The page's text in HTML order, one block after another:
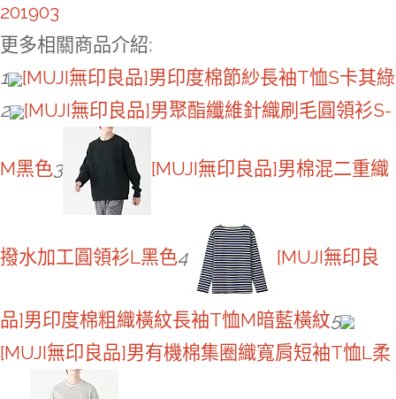
201903
更多相關商品介紹:
1
[MUJI無印良品]男印度棉節紗長袖T恤S卡其綠
2
[MUJI無印良品]男聚酯纖維針織刷毛圓領衫S-
M黑色3 [MUJI無印良品]男棉混二重織
撥水加工圓領衫L黑色4 [MUJI無印良
品]男印度棉粗織橫紋長袖T恤M暗藍橫紋5
[MUJI無印良品]男有機棉集圈織寬肩短袖T恤L柔